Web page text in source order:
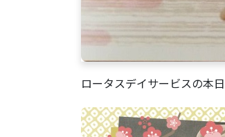
ロータスデイサービスの本